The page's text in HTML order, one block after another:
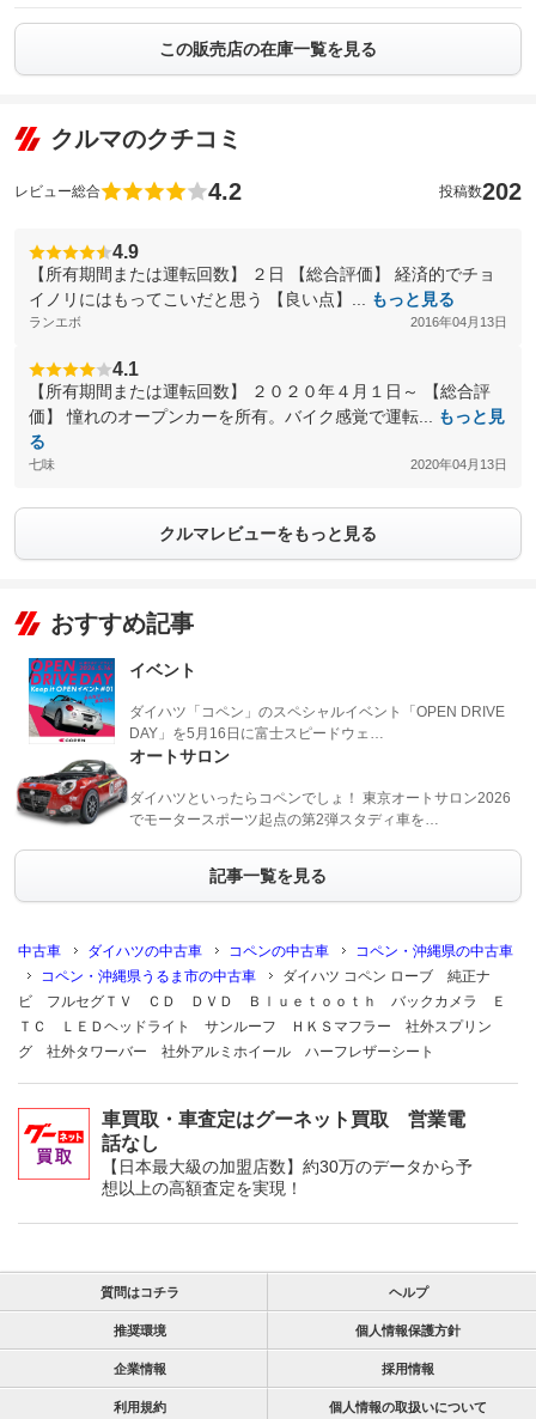
この販売店の在庫一覧を見る
クルマのクチコミ
レビュー総合 4.2 投稿数202
4.9
【所有期間または運転回数】 ２日 【総合評価】 経済的でチョ
イノリにはもってこいだと思う 【良い点】...
もっと見る
ランエボ 2016年04月13日
4.1
【所有期間または運転回数】 ２０２０年４月１日～ 【総合評
価】 憧れのオープンカーを所有。バイク感覚で運転...
もっと見
る
七味 2020年04月13日
クルマレビューをもっと見る
おすすめ記事
イベント
ダイハツ「コペン」のスペシャルイベント「OPEN DRIVE
DAY」を5月16日に富士スピードウェ…
オートサロン
ダイハツといったらコペンでしょ！ 東京オートサロン2026
でモータースポーツ起点の第2弾スタディ車を…
記事一覧を見る
中古車 ダイハツの中古車 コペンの中古車
コペン・沖縄県の中古車
コペン・沖縄県うるま市の中古車
ダイハツ コペン ローブ 純正ナ
ビ フルセグＴＶ ＣＤ ＤＶＤ Ｂｌｕｅｔｏｏｔｈ バックカメラ Ｅ
ＴＣ ＬＥＤヘッドライト サンルーフ ＨＫＳマフラー 社外スプリン
グ 社外タワーバー 社外アルミホイール ハーフレザーシート
車買取・車査定はグーネット買取 営業電
話なし
【日本最大級の加盟店数】約30万のデータから予
想以上の高額査定を実現！
質問はコチラ ヘルプ
推奨環境 個人情報保護方針
企業情報 採用情報
利用規約 個人情報の取扱いについて